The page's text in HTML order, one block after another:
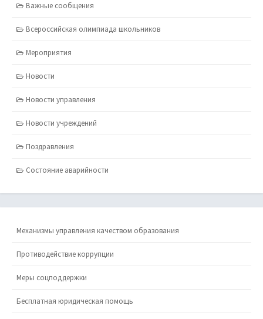
Важные сообщения
Всероссийская олимпиада школьников
Мероприятия
Новости
Новости управления
Новости учреждений
Поздравления
Состояние аварийности
Механизмы управления качеством образования
Противодействие коррупции
Меры соцподдержки
Бесплатная юридическая помощь